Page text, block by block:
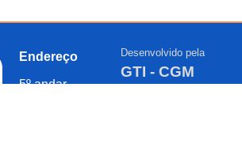
Endereço
5º andar –
Desenvolvido pela
GTI - CGM